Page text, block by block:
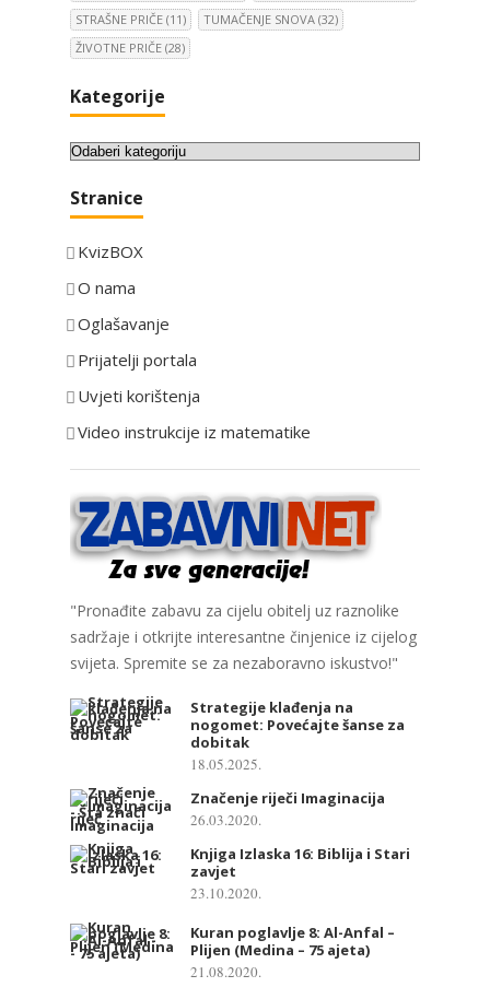
STRAŠNE PRIČE (11) TUMAČENJE SNOVA (32)
ŽIVOTNE PRIČE (28)
Kategorije
K
t
g
o
i
j
Stranice
KvizBOX
O nama
Oglašavanje
Prijatelji portala
Uvjeti korištenja
Video instrukcije iz matematike
"Pronađite zabavu za cijelu obitelj uz raznolike
sadržaje i otkrijte interesantne činjenice iz cijelog
svijeta. Spremite se za nezaboravno iskustvo!"
Strategije klađenja na
nogomet: Povećajte šanse za
dobitak
18.05.2025.
Značenje riječi Imaginacija
26.03.2020.
Knjiga Izlaska 16: Biblija i Stari
zavjet
23.10.2020.
Kuran poglavlje 8: Al-Anfal –
Plijen (Medina – 75 ajeta)
21.08.2020.